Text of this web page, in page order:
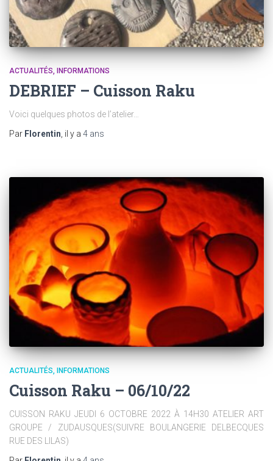
ACTUALITÉS INFORMATIONS
DEBRIEF – Cuisson Raku
Voici quelques photos de l’atelier…
Par Florentin , il y a 4 ans
ACTUALITÉS INFORMATIONS
Cuisson Raku – 06/10/22
CUISSON RAKU JEUDI 6 OCTOBRE 2022 À 14H30 ATELIER ART
GROUPE / ZUDAUSQUES(SUIVRE BOULANGERIE DELBECQUES
RUE DES LILAS)